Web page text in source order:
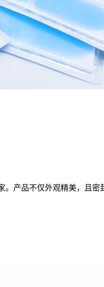
。产品不仅外观精美，且